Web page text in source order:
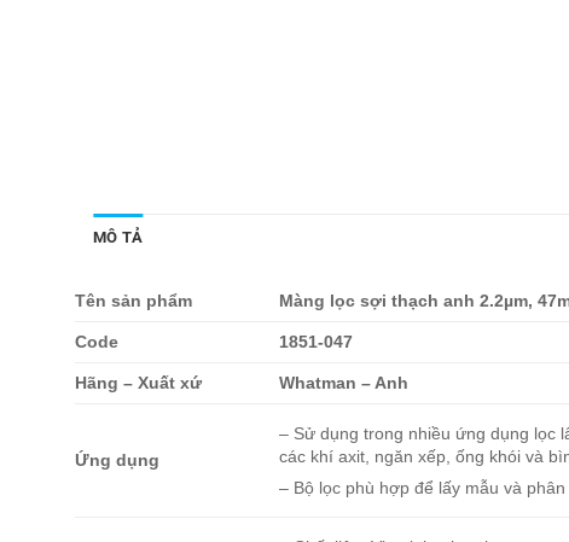
MÔ TẢ
Tên sản phẩm Màng lọc sợi thạch anh 2.2µm,
Code 1851-047
Hãng – Xuất xứ Whatman – Anh
Ứng dụng
– Sử dụng trong nhiều ứng dụng lọc
các khí axit, ngăn xếp, ống khói và
– Bộ lọc phù hợp để lấy mẫu và